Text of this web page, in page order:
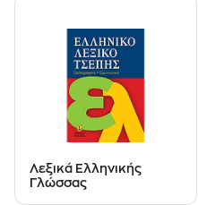
Λεξικά Ελληνικής
Γλώσσας